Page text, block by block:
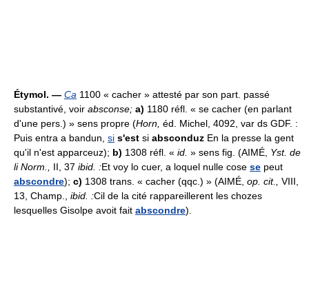
Étymol. — Ca 1100 « cacher » attesté par son part. passé
substantivé, voir absconse; a) 1180 réfl. « se cacher (en parlant
d'une pers.) » sens propre (Horn, éd. Michel, 4092, var ds GDF. :
Puis entra a bandun, si s'est si absconduz En la presse la gent
qu'il n'est apparceuz); b) 1308 réfl. « id. » sens fig. (AIMÉ, Yst. de
li Norm., II, 37 ibid. :Et voy lo cuer, a loquel nulle cose se peut
abscondre); c) 1308 trans. « cacher (qqc.) » (AIMÉ, op. cit., VIII,
13, Champ., ibid. :Cil de la cité rappareillerent les chozes
lesquelles Gisolpe avoit fait abscondre).